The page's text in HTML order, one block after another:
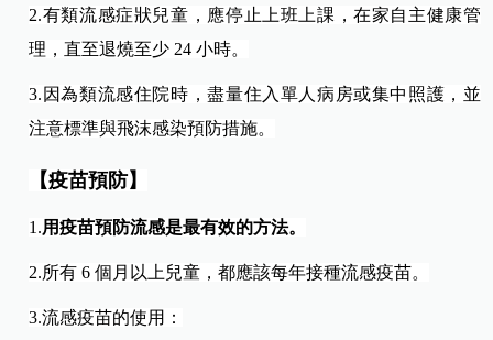
2.有類流感症狀兒童，應停止上班上課，在家自主健康管
理，直至退燒至少 24 小時。
3. 因為類流感住院時，盡量住入單人病房或集中照護，並
注意標準與飛沫感染預防措施。
【疫苗預防】
1.用疫苗預防流感是最有效的方法。
2.所有 6 個月以上兒童，都應該每年接種流感疫苗。
3.流感疫苗的使用：